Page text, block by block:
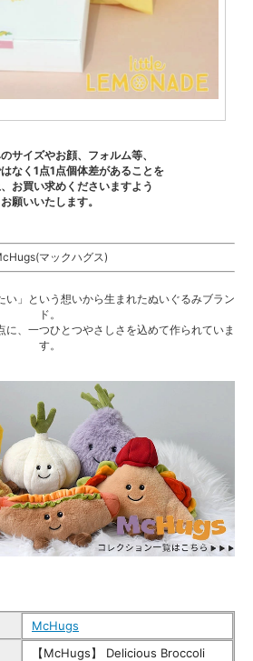
サイズやお顔、フォルム等、
なく1点1点個体差があることを
お買い求めくださいますよう
お願いいたします。
マックハグス)
い」という想いから生まれたぬいぐるみブラン
ド。
、一つひとつやさしさを込めて作られていま
す。
McHugs
【McHugs】 Delicious Broccoli